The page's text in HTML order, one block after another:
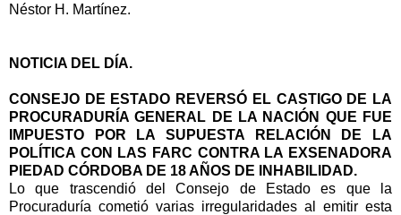
Néstor H. Martínez.
NOTICIA DEL DÍA.
CONSEJO DE ESTADO REVERSÓ EL CASTIGO DE LA
PROCURADURÍA GENERAL DE LA NACIÓN QUE FUE
IMPUESTO POR LA SUPUESTA RELACIÓN DE LA
POLÍTICA CON LAS FARC CONTRA LA EXSENADORA
PIEDAD CÓRDOBA DE 18 AÑOS DE INHABILIDAD.
Lo que trascendió del Consejo de Estado es que la
Procuraduría cometió varias irregularidades al emitir esta